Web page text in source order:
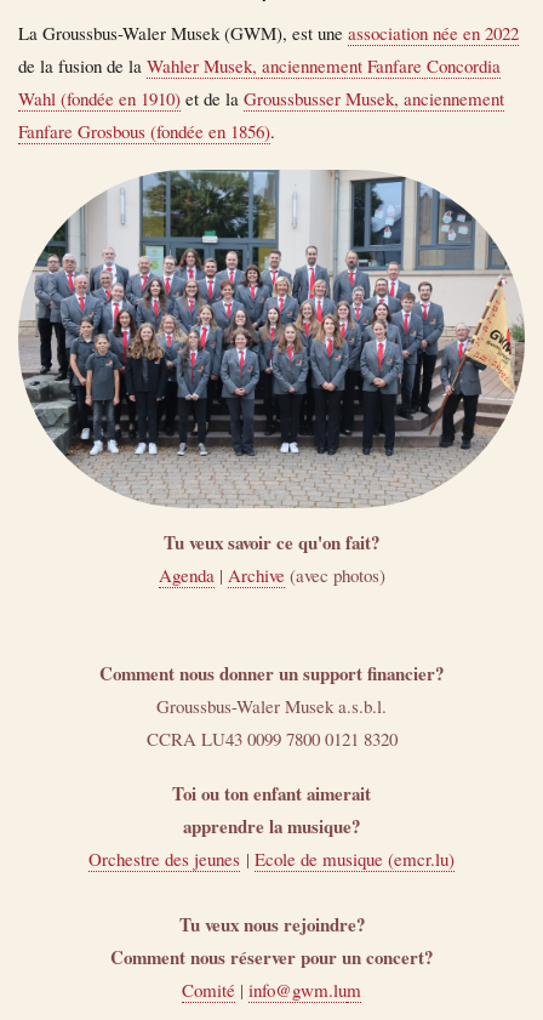
La Groussbus-Waler Musek (GWM), est une association née en 2022
de la fusion de la Wahler Musek, anciennement Fanfare Concordia
Wahl (fondée en 1910) et de la Groussbusser Musek, anciennement
Fanfare Grosbous (fondée en 1856).
Tu veux savoir ce qu'on fait?
Agenda | Archive(avec photos)
Comment nous donner un support financier?
Groussbus-Waler Musek a.s.b.l.
CCRA LU43 0099 7800 0121 8320
Toi ou ton enfant aimerait
apprendre la musique?
Orchestre des jeunes | Ecole de musique (emcr.lu)
Tu veux nous rejoindre?
Comment nous réserver pour un concert?
Comité | info@gwm.lum